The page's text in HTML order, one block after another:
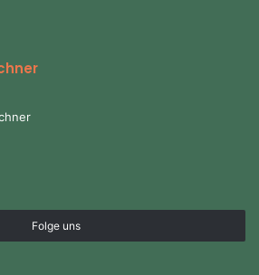
Folge uns